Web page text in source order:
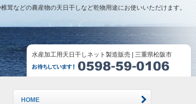
などの農産物の天日干しなど乾物用途にお使いいただけます。
水産加工用天日干しネット製造販売 | 三重県松阪市
HOME